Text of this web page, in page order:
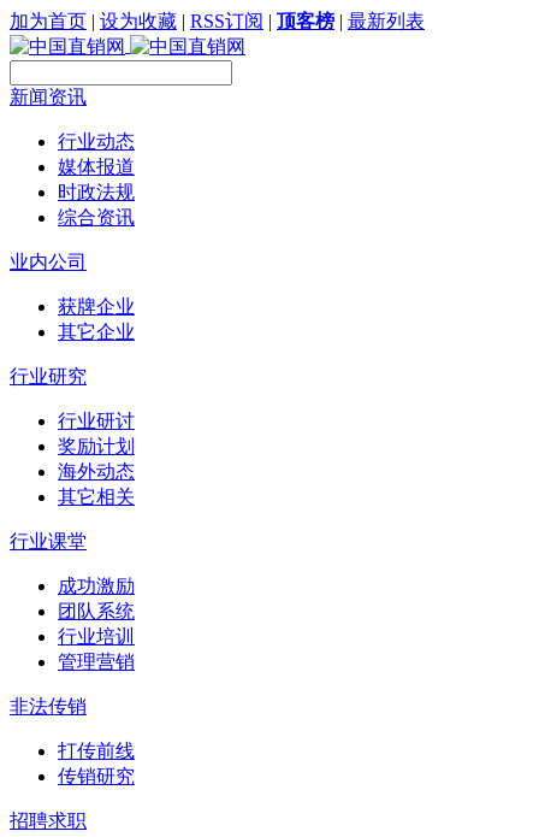
加为首页 | 设为收藏 | RSS订阅 | 顶客榜 | 最新列表
新闻资讯
行业动态
媒体报道
时政法规
综合资讯
业内公司
获牌企业
其它企业
行业研究
行业研讨
奖励计划
海外动态
其它相关
行业课堂
成功激励
团队系统
行业培训
管理营销
非法传销
打传前线
传销研究
招聘求职